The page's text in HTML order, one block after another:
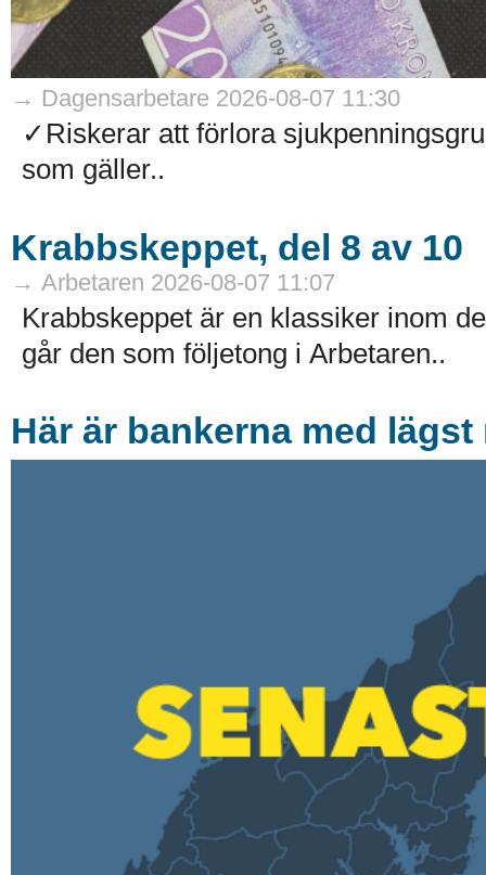
→ Dagensarbetare 2026-08-07 11:30
✓Riskerar att förlora
som gäller..
Krabbskeppet, del 8 av 10
→ Arbetaren 2026-08-07 11:07
Krabbskeppet är en klassiker inom
går den som följetong i Arbetaren..
Här är bankerna med